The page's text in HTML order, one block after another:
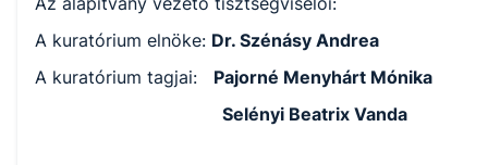
A kuratórium elnöke: Dr. Szénásy Andrea
A kuratórium tagjai: Pajorné Menyhárt Mónika
Selényi Beatrix Vanda